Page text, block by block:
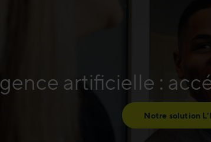
artificielle :
Notre solution